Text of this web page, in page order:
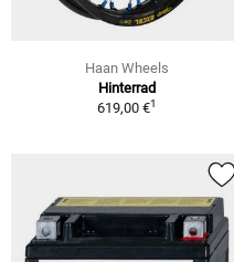
Haan Wheels
Hinterrad
619,00 €1